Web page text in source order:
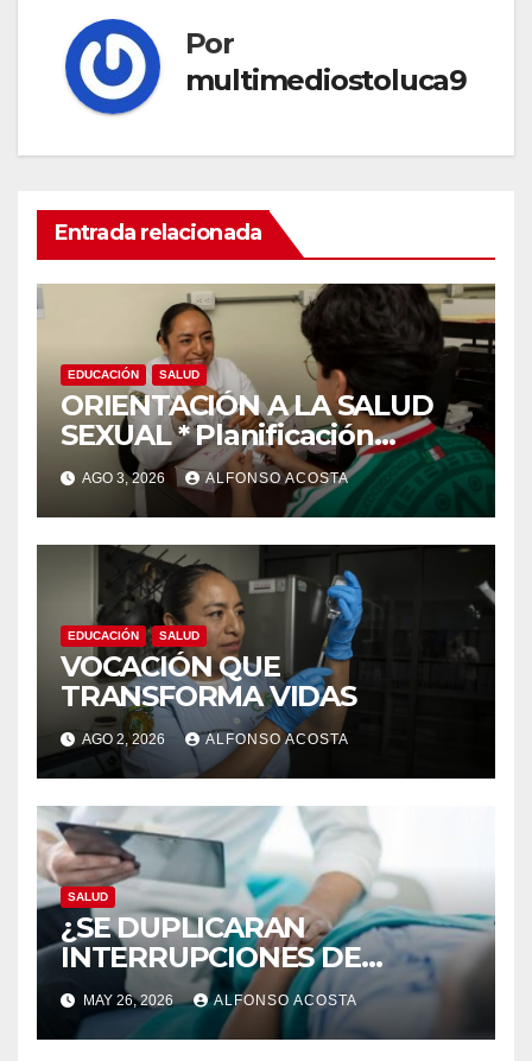
Por
multimediostoluca9
Entrada relacionada
EDUCACIÓN SALUD
ORIENTACIÓN A LA SALUD
SEXUAL * Planificación
familiar, un derecho
AGO 3, 2026 ALFONSO ACOSTA
EDUCACIÓN SALUD
VOCACIÓN QUE
TRANSFORMA VIDAS
AGO 2, 2026 ALFONSO ACOSTA
SALUD
¿SE DUPLICARAN
INTERRUPCIONES DE
EMBARAZO LEGALES?
MAY 26, 2026 ALFONSO ACOSTA